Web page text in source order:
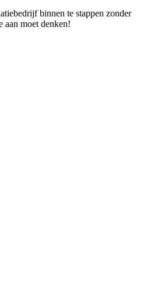
binnen te stappen zonder
aan moet denken!